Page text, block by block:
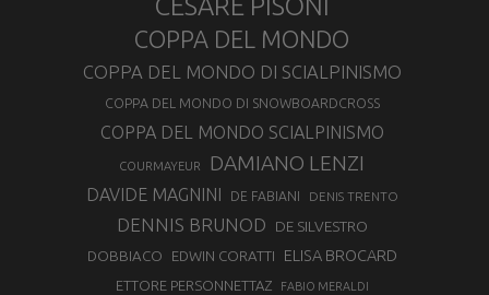
CESARE PISONI
COPPA DEL MONDO
COPPA DEL MONDO DI SCIALPINISMO
COPPA DEL MONDO DI SNOWBOARDCROSS
COPPA DEL MONDO SCIALPINISMO
COURMAYEUR DAMIANO LENZI
DAVIDE MAGNINI DE FABIANI DENIS TRENTO
DENNIS BRUNOD DE SILVESTRO
DOBBIACO EDWIN CORATTI ELISA BROCARD
ETTORE PERSONNETTAZ FABIO MERALDI